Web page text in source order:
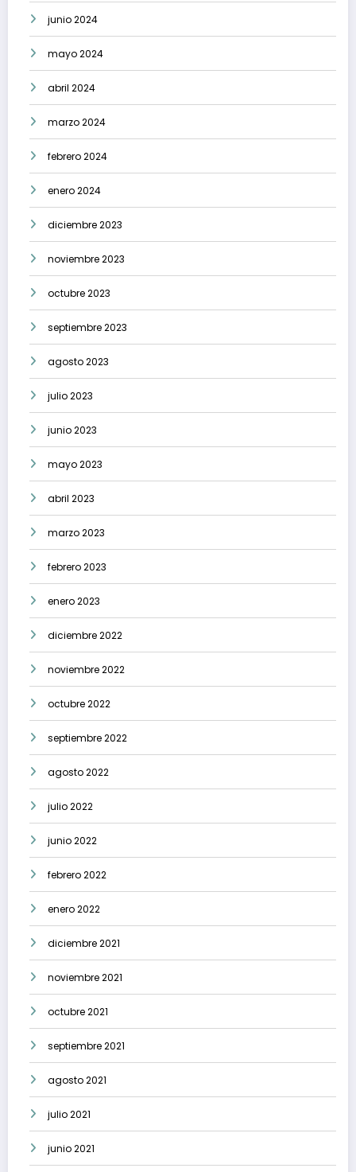
junio 2024
mayo 2024
abril 2024
marzo 2024
febrero 2024
enero 2024
diciembre 2023
noviembre 2023
octubre 2023
septiembre 2023
agosto 2023
julio 2023
junio 2023
mayo 2023
abril 2023
marzo 2023
febrero 2023
enero 2023
diciembre 2022
noviembre 2022
octubre 2022
septiembre 2022
agosto 2022
julio 2022
junio 2022
febrero 2022
enero 2022
diciembre 2021
noviembre 2021
octubre 2021
septiembre 2021
agosto 2021
julio 2021
junio 2021